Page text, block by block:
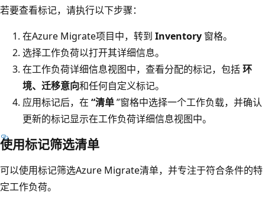
若要查看标记，请执行以下步骤：
在Azure Migrate项目中，转到 Inventory 窗格。
选择工作负荷以打开其详细信息。
在工作负荷详细信息视图中，查看分配的标记，包括环
境、迁移意向和任何自定义标记。
应用标记后，在 “清单”窗格中选择一个工作负载，并确认
更新的标记显示在工作负荷详细信息视图中。
使用标记筛选清单
可以使用标记筛选Azure Migrate清单，并专注于符合条件的特
定工作负荷。